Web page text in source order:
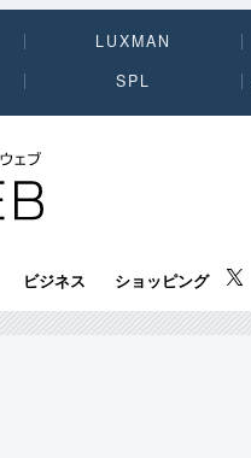
LUXMAN
SPL
ビジネス ショッピング